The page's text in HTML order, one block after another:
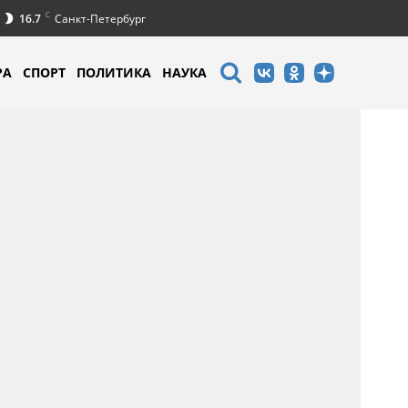
16.7 C Санкт-Петербург
СПОРТ ПОЛИТИКА НАУКА